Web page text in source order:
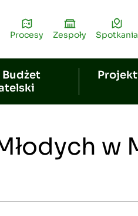
Procesy Zespoły Spotkania
w